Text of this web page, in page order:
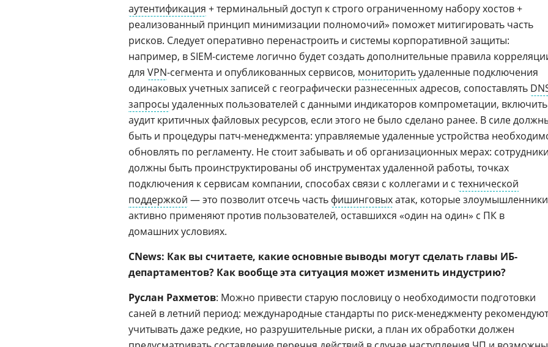
аутентификация + терминальный доступ к строго ограниченному набору хостов +
реализованный принцип минимизации полномочий» поможет митигировать часть
рисков. Следует оперативно перенастроить и системы корпоративной защиты:
например, в SIEM-системе логично будет создать дополнительные правила
для VPN-сегмента и опубликованных сервисов, мониторитьудаленные подключения
одинаковых учетных записей с географически разнесенных адресов, сопоставлять
запросы удаленных пользователей с данными индикаторов компрометации, включить
аудит критичных файловых ресурсов, если этого не было сделано ранее. В силе
быть и процедуры патч-менеджмента: управляемые удаленные устройства
обновлять по регламенту. Не стоит забывать и об организационных мерах:
должны быть проинструктированы об инструментах удаленной работы, точках
подключения к сервисам компании, способах связи с коллегами и с технической
поддержкой — это позволит отсечь часть фишинговыхатак, которые злоумышленники
активно применяют против пользователей, оставшихся «один на один» с ПК в
домашних условиях.
CNews: Как вы считаете, какие основные выводы могут сделать главы ИБ-
департаментов? Как вообще эта ситуация может изменить индустрию?
Руслан Рахметов: Можно привести старую пословицу о необходимости подготовки
саней в летний период: международные стандарты по риск-менеджменту рекомендуют
учитывать даже редкие, но разрушительные риски, а план их обработки должен